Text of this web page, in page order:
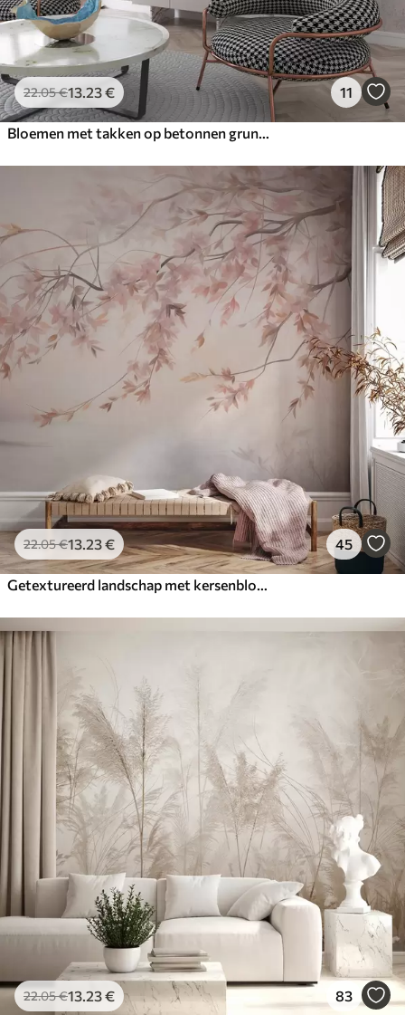
22.05€13 .23€ 11
22.05€13 .23€ 45
22.05€13 .23€ 83